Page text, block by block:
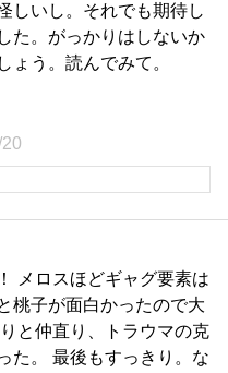
しいし。それでも期待し
た。がっかりはしないか
ょう。読んでみて。
メロスほどギャグ要素は
桃子が面白かったので大
と仲直り、トラウマの克
た。 最後もすっきり。な